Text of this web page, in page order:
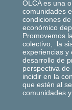
OLCA es una
comunidades
condiciones
económico
Promovemos
colectivo, la
experiencias y
desarrollo de
perspectiva
incidir en la
que estén al
comunidades